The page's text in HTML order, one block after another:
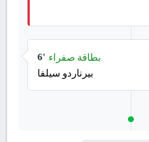
6' بطاقة صفراء
بيرناردو سيلفا